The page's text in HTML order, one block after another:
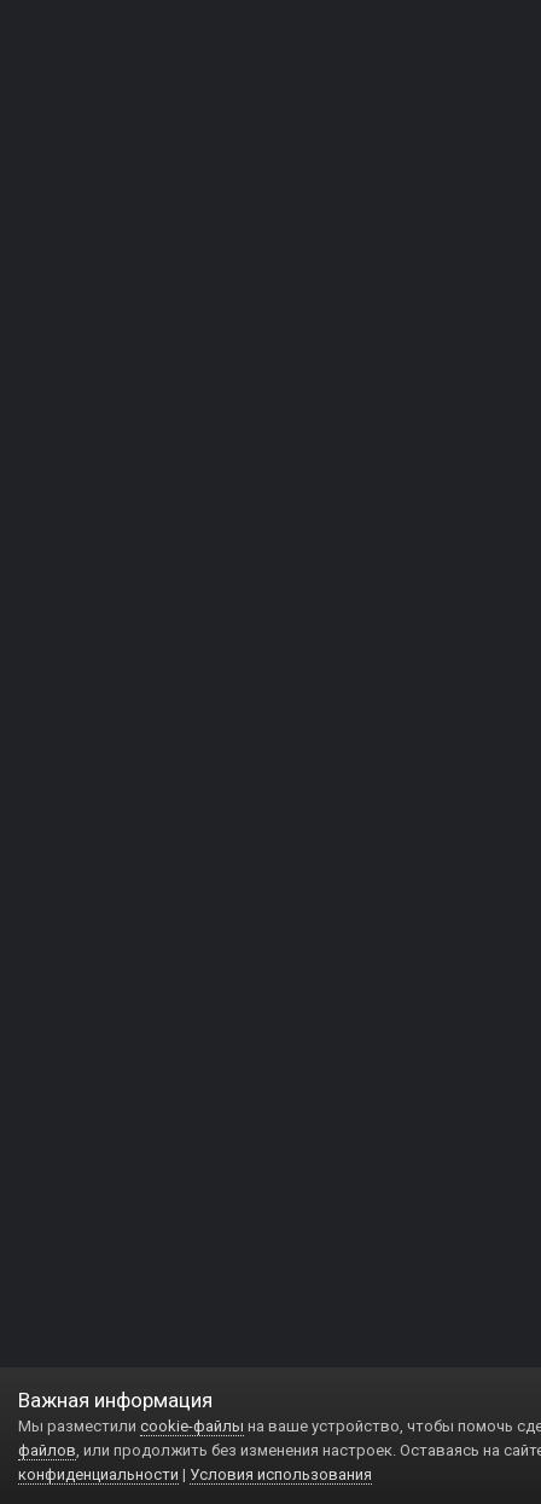
Важная информация
Мы разместили cookie-файлы на ваше устройство, чтобы помочь
файлов, или продолжить без изменения настроек. Оставаясь на
конфиденциальности | Условия использования